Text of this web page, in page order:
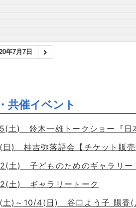
年7月7日
共催イベント
) 鈴木一雄トークショー『日
) 桂吉弥落語会【チケット販売
) 子どものためのギャラリー
土) ギャラリートーク
)～10/4(日) 谷口よう子 陽香(